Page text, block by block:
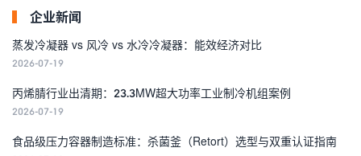
企业新闻
蒸发冷凝器 vs 风冷 vs 水冷冷凝器：能效经济对比
2026-07-19
丙烯腈行业出清期：23.3MW超大功率工业制冷机组案例
2026-07-19
食品级压力容器制造标准：杀菌釜（Retort）选型与双重认证指南